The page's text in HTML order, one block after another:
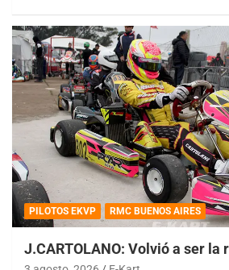
PILOTOS EKVP RMC BUENOS AIRES
J.CARTOLANO: Volvió a ser la